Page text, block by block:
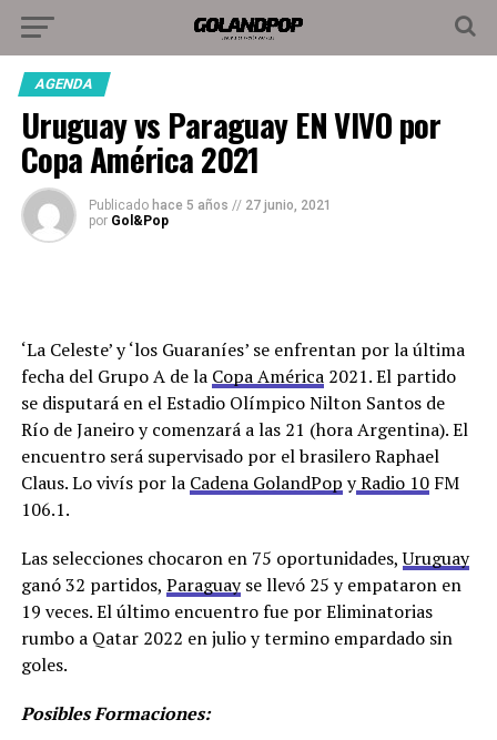
AGENDA
Uruguay vs Paraguay EN VIVO por
Copa América 2021
Publicado hace 5 años // 27 junio, 2021
por Gol&Pop
‘La Celeste’ y ‘los Guaraníes’ se enfrentan por la última
fecha del Grupo A de la Copa América2021. El partido
se disputará en el Estadio Olímpico Nilton Santos de
Río de Janeiro y comenzará a las 21 (hora Argentina). El
encuentro será supervisado por el brasilero Raphael
Claus. Lo vivís por la Cadena GolandPop yRadio 10FM
106.1.
Las selecciones chocaron en 75 oportunidades,Uruguay
ganó 32 partidos, Paraguayse llevó 25 y empataron en
19 veces. El último encuentro fue por Eliminatorias
rumbo a Qatar 2022 en julio y termino empardado sin
goles.
PosiblesFormaciones: